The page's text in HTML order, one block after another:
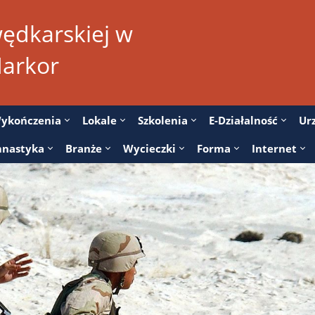
w
Lokale Szkolenia E-Działalność
Branże Wycieczki Forma Internet